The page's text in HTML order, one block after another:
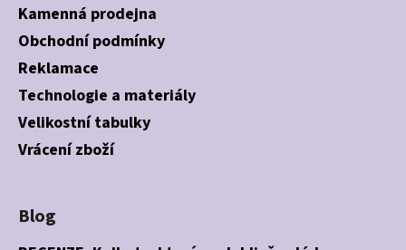
Kamenná prodejna
Obchodní podmínky
Reklamace
Technologie a materiály
Velikostní tabulky
Vrácení zboží
Blog